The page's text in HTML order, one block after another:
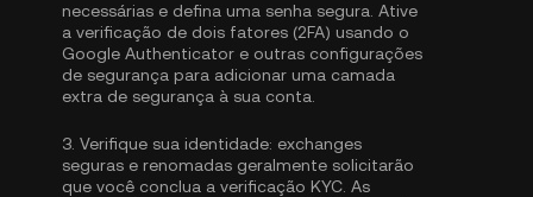
necessárias e defina uma senha segura. Ative
a verificação de dois fatores (2FA) usando o
Google Authenticator e outras configurações
de segurança para adicionar uma camada
extra de segurança à sua conta.
3. Verifique sua identidade: exchanges
seguras e renomadas geralmente solicitarão
que você conclua a verificação KYC . As